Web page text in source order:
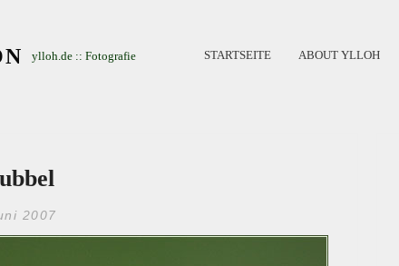
ylloh.de :: Fotografie STARTSEITE ABOUT YLLOH
2007